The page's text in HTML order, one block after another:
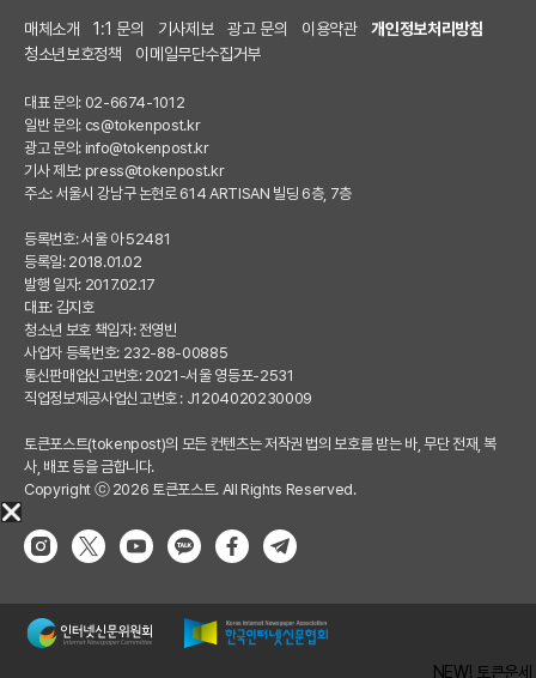
NEW! 토큰운세
매체소개 1:1 문의 기사제보 광고 문의 이용약관
개인정보처리방침
청소년보호정책
이메일무단수집거부
대표 문의: 02-6674-1012
일반 문의: cs@tokenpost.kr
광고 문의: info@tokenpost.kr
기사 제보: press@tokenpost.kr
주소: 서울시 강남구 논현로 614 ARTISAN 빌딩 6층, 7층
등록번호: 서울 아 52481
등록일: 2018.01.02
발행 일자: 2017.02.17
대표: 김지호
청소년 보호 책임자: 전영빈
사업자 등록번호: 232-88-00885
통신판매업신고번호: 2021-서울 영등포-2531
직업정보제공사업신고번호 : J1204020230009
토큰포스트(tokenpost)의 모든 컨텐츠는 저작권 법의 보호를 받는 바, 무단 전재, 복
사, 배포 등을 금합니다.
Copyright ⓒ 2026 토큰포스트. All Rights Reserved.